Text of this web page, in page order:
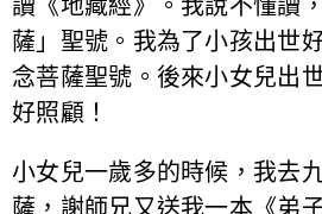
讀《地藏經》。我說不懂讀
薩」聖號。我為了小孩出世
念菩薩聖號。後來小女兒出
好照顧！
小女兒一歲多的時候，我去
薩，謝師兄又送我一本《弟